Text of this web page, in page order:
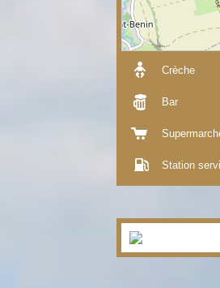
Crèche
Bar
Station